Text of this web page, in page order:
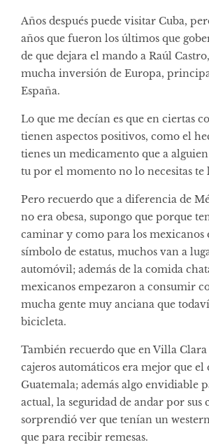
Años después puede visitar Cuba,
años que fueron los últimos que
de que dejara el mando a Raúl
mucha inversión de Europa,
España.
Lo que me decían es que en ciertas
tienen aspectos positivos, como el
tienes un medicamento que a
tu por el momento no lo necesitas te
Pero recuerdo que a diferencia de
no era obesa, supongo que porque
caminar y como para los mexicanos
símbolo de estatus, muchos van a
automóvil; además de la comida
mexicanos empezaron a consumir
mucha gente muy anciana que
bicicleta.
También recuerdo que en Villa Clara
cajeros automáticos era mejor que el
Guatemala; además algo envidiable
actual, la seguridad de andar por sus
sorprendió ver que tenían un
que para recibir remesas.